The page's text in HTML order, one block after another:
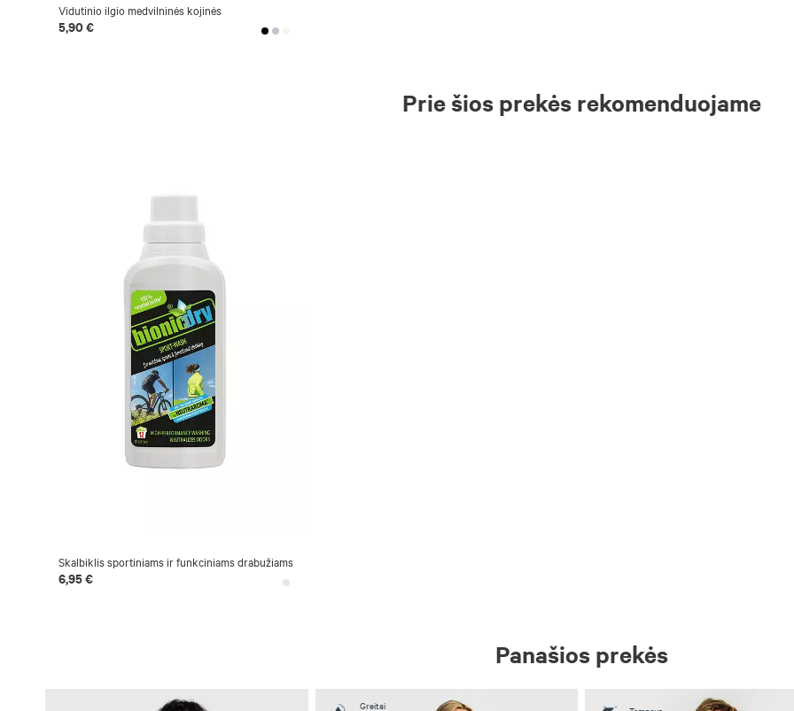
Vidutinio ilgio medvilninės kojinės
5,90 €
Prie šios prekės rekomenduojame
Skalbiklis sportiniams ir funkciniams drabužiams
6,95 €
Panašios prekės
Greitai